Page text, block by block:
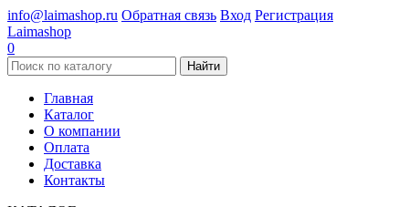
info@laimashop.ru Обратная связь Вход Регистрация
Laimashop
0
Найти
Главная
Каталог
О компании
Оплата
Доставка
Контакты